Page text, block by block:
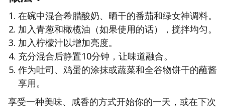
在碗中混合希腊酸奶、晒干的番茄和绿女神调料。
加入青葱和橄榄油（如果使用的话），搅拌均匀。
加入柠檬汁以增加亮度。
充分混合后静置10分钟，让味道融合。
作为吐司、鸡蛋的涂抹或蔬菜和全谷物饼干的蘸酱
享用。
享受一种美味、咸香的方式开始你的一天，或在下次